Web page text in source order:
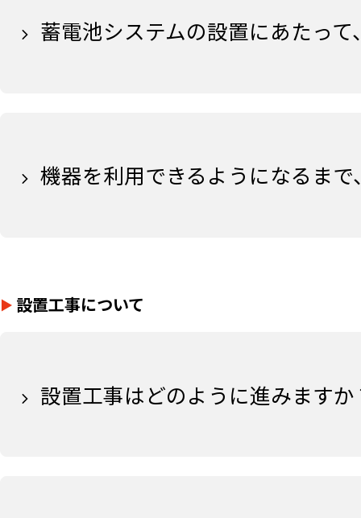
蓄電池システムの設置にあたっ
機器を利用できるようになるま
設置工事について
設置工事はどのように進みますか